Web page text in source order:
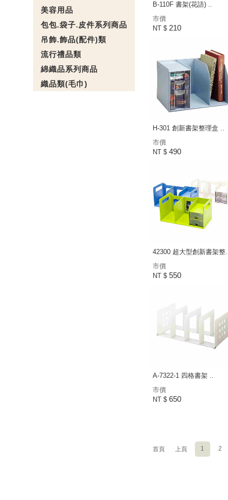
美容用品
包包.袋子.皮件系列商品
吊飾.飾品(配件)類
流行禮品類
綿織品系列商品
織品類(毛巾)
B-110F 書架(花語) ..
市價
NT $ 210
H-301 創新書架整理盒 ..
市價
NT $ 490
42300 超大型創新書架整
市價
NT $ 550
A-7322-1 四格書架 ..
市價
NT $ 650
首頁 上頁 1 2